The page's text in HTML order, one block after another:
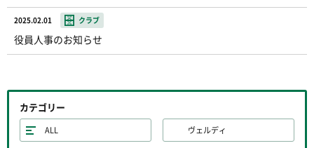
2025.02.01 クラブ
役員人事のお知らせ
カテゴリー
ALL ヴェルディ